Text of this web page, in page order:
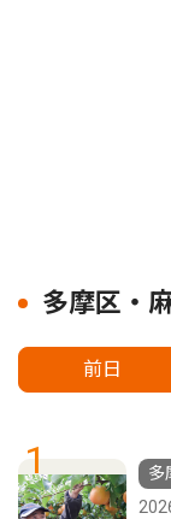
多摩区・
前日
1
多